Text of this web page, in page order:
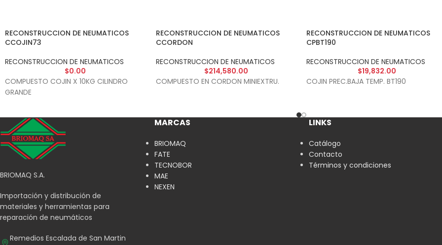
RECONSTRUCCION DE NEUMATICOS
CCOJIN73
RECONSTRUCCION DE NEUMATICOS
$0.00
COMPUESTO COJIN X 10KG CILINDRO
GRANDE
RECONSTRUCCION DE NEUMATICOS
CCORDON
RECONSTRUCCION DE NEUMATICOS
$214,580.00
COMPUESTO EN CORDON MINIEXTRU.
RECONSTRUCCION DE NEUMATICOS
CPBT190
RECONSTRUCCION DE NEUMATICOS
$19,832.00
COJIN PREC.BAJA TEMP. BT190
BRIOMAQ S.A.
Importación y distribución de
materiales y herramientas para
reparación de neumáticos
Remedios Escalada de San Martin
MARCAS
BRIOMAQ
FATE
TECNOBOR
MAE
NEXEN
LINKS
Catálogo
Contacto
Términos y condiciones